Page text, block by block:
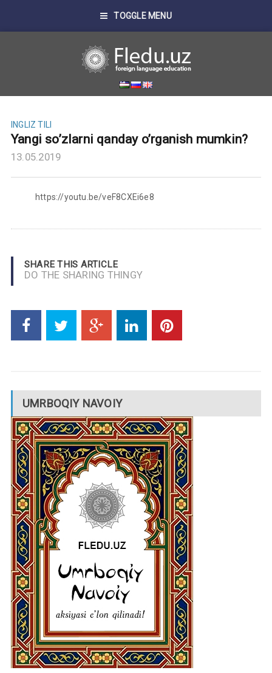
TOGGLE MENU
INGLIZ TILI
Yangi so’zlarni qanday o’rganish mumkin?
13.05.2019
https://youtu.be/veF8CXEi6e8
SHARE THIS ARTICLE
DO THE SHARING THINGY
UMRBOQIY NAVOIY